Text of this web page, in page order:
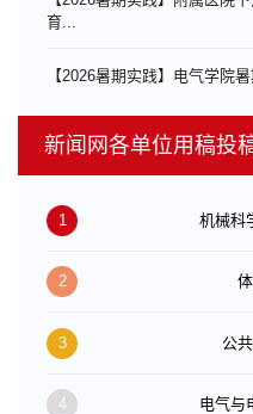
育...
【2026暑期实践】电气学院
新闻网各单位用稿投
1 机械科
2
3 公
4 电气与